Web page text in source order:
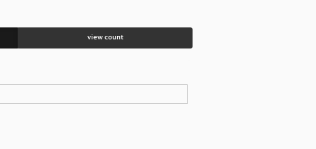
view count